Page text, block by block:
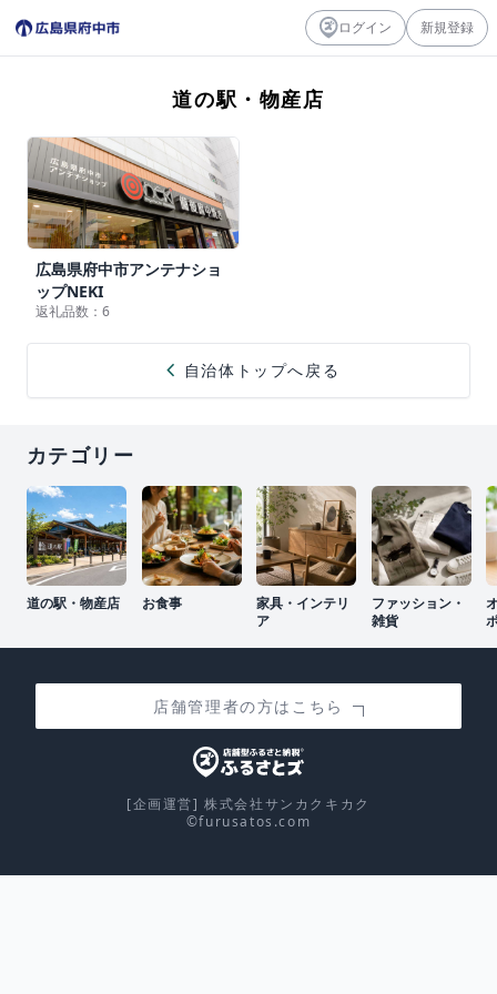
ログイン 新規登録
道の駅・物産店
広島県府中市アンテナショ
ップNEKI
返礼品数：6
chevron_left 自治体トップへ戻る
カテゴリー
道の駅・物産店 お食事
家具・インテリ
ア
ファッション・
雑貨
店舗管理者の方はこちら
[企画運営] 株式会社サンカクキカク
©furusatos.com